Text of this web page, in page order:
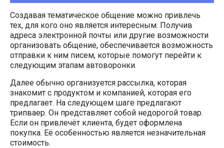
Создавая тематическое общение можно привлечь
тех, для кого оно является интересным. Получив
адреса электронной почты или другие возможности
организовать общение, обеспечивается возможность
отправки к ним писем, которые помогут перейти к
следующим этапам автоворонки.
Далее обычно организуется рассылка, которая
знакомит с продуктом и компанией, которая его
предлагает. На следующем шаге предлагают
трипваер. Он представляет собой недорогой товар.
Если он привлечёт клиента, будет оформлена
покупка. Её особенностью является незначительная
стоимость.